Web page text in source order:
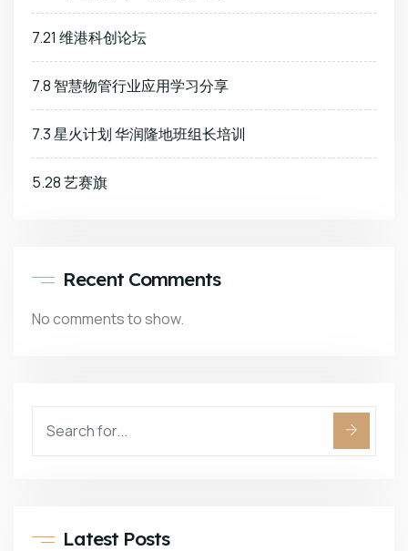
7.21 维港科创论坛
7.8 智慧物管行业应用学习分享
7.3 星火计划 华润隆地班组长培训
5.28 艺赛旗
Recent Comments
No comments to show.
Latest Posts